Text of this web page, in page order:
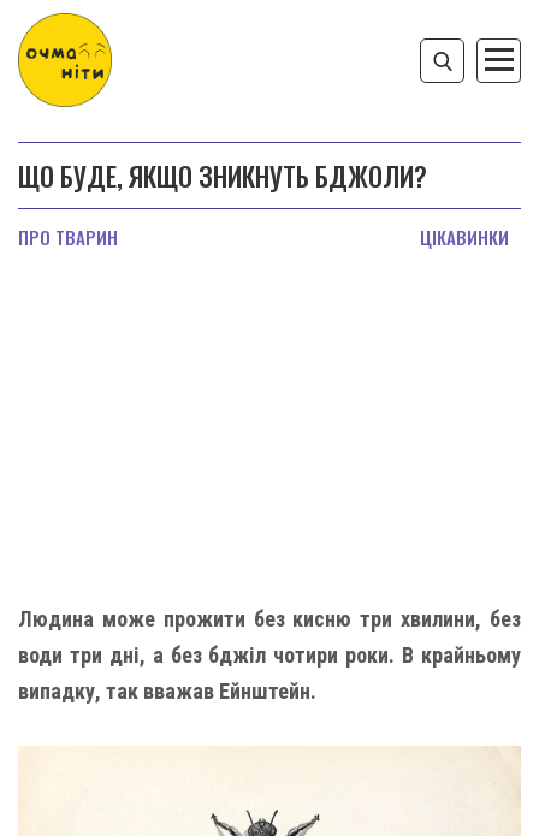
ЩО БУДЕ, ЯКЩО ЗНИКНУТЬ БДЖОЛИ?
ПРО ТВАРИН ЦІКАВИНКИ
Людина може прожити без кисню три хвилини, без
води три дні, а без бджіл чотири роки. В крайньому
випадку, так вважав Ейнштейн.